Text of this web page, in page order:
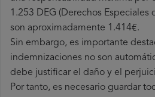
1.253 DEG (Derechos Especiales
son aproximadamente 1.414€.
Sin embargo, es importante
indemnizaciones no son
debe justificar el daño y el
Por tanto, es necesario guardar